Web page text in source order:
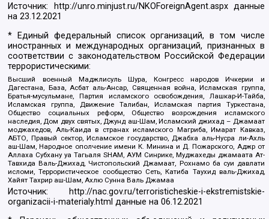
Источник: http://unro.minjust.ru/NKOForeignAgent.aspxданные
на23.12.2021
* Единый федеральный список организаций, в том числе
иностранных и международных организаций, признанных в
соответствии с законодательством Российской Федерации
террористическими:
Высший военный Маджлисуль Шура, Конгресс народов Ичкерии и
Дагестана, База, Асбат аль-Ансар, Священная война, Исламская группа,
Братья-мусульмане, Партия исламского освобождения, Лашкар-И-Тайба,
Исламская группа, Движение Талибан, Исламская партия Туркестана,
Общество социальных реформ, Общество возрождения исламского
наследия, Дом двух святых, Джунд аш-Шам, Исламский джихад – Джамаат
моджахедов, Аль-Каида в странах исламского Магриба, Имарат Кавказ,
АБТО, Правый сектор, Исламское государство, Джабха аль-Нусра ли-Ахль
аш-Шам, Народное ополчение имени К. Минина и Д. Пожарского, Аджр от
Аллаха Субхану уа Тагьаля SHAM, АУМ Синрике, Муджахеды джамаата Ат-
Тавхида Валь-Джихад, Чистопольский Джамаат, Рохнамо ба суи давлати
исломи, Террористическое сообщество Сеть, Катиба Таухид валь-Джихад,
Хайят Тахрир аш-Шам, Ахлю Сунна Валь Джамаа
Источник:
http://nac.gov.ru/terroristicheskie-i-ekstremistskie-
organizacii-i-materialy.html данные на06.12.2021